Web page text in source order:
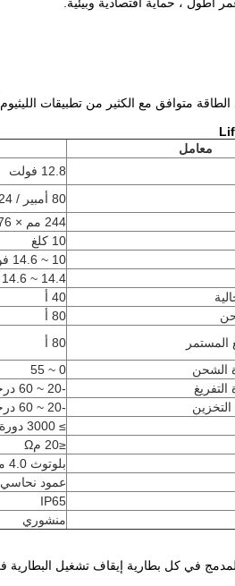
معامل
12.8 فولت
80 أمبير / 1024 وات
244 مم × 176 مم × 190 مم
10 كلغ
10 ~ 14.6 فولت
14.4 ~ 14.6 فولت
40 أ
80 أ
المستمر
80 أ
الشحن
0 ~ 55
-20 ~ 60 درجة مئوية
-20 ~ 60 درجة مئوية
≥ 3000 دورة
≤20 مΩ
بلوتوث 4.0 مع تطبيق الهاتف الذكي
عمود نحاسي
IP65
منشوري